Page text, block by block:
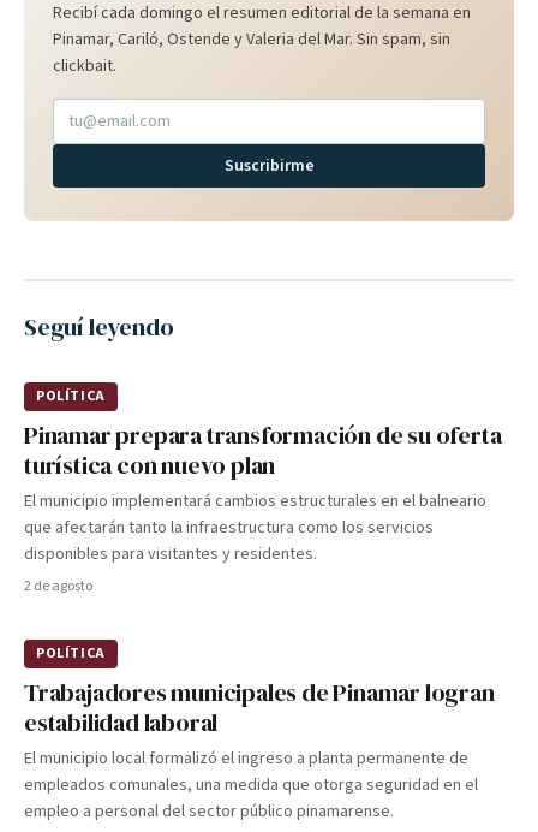
Recibí cada domingo el resumen editorial de la semana en
Pinamar, Cariló, Ostende y Valeria del Mar. Sin spam, sin
clickbait.
Suscribirme
Seguí leyendo
POLÍTICA
Pinamar prepara transformación de su oferta
turística con nuevo plan
El municipio implementará cambios estructurales en el balneario
que afectarán tanto la infraestructura como los servicios
disponibles para visitantes y residentes.
2 de agosto
POLÍTICA
Trabajadores municipales de Pinamar logran
estabilidad laboral
El municipio local formalizó el ingreso a planta permanente de
empleados comunales, una medida que otorga seguridad en el
empleo a personal del sector público pinamarense.